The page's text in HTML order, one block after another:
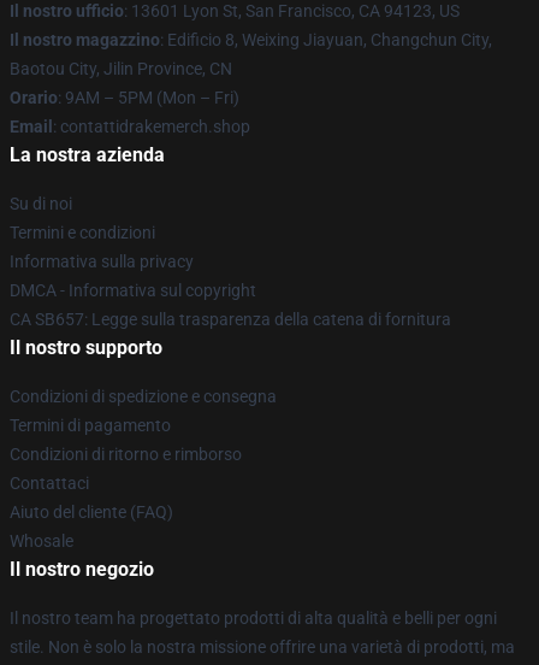
Il nostro ufficio: 13601 Lyon St, San Francisco, CA 94123, US
Il nostro magazzino: Edificio 8, Weixing Jiayuan, Changchun City,
Baotou City, Jilin Province, CN
Orario: 9AM – 5PM (Mon – Fri)
Email : contattidrakemerch.shop
La nostra azienda
Su di noi
Termini e condizioni
Informativa sulla privacy
DMCA - Informativa sul copyright
CA SB657: Legge sulla trasparenza della catena di fornitura
Il nostro supporto
Condizioni di spedizione e consegna
Termini di pagamento
Condizioni di ritorno e rimborso
Contattaci
Aiuto del cliente (FAQ)
Whosale
Il nostro negozio
Il nostro team ha progettato prodotti di alta qualità e belli per ogni
stile. Non è solo la nostra missione offrire una varietà di prodotti, ma